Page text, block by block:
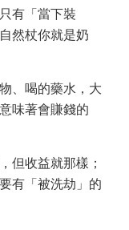
有「當下裝
然杖你就是奶
、喝的藥水，大
味著會賺錢的
但收益就那樣；
有「被洗劫」的